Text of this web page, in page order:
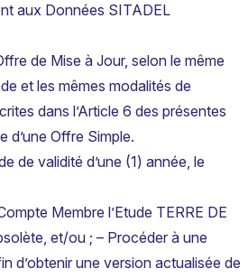
aux Données SITADEL
de Mise à Jour, selon le même
et les mêmes modalités de
dans l’Article 6 des présentes
d’une Offre Simple.
de validité d’une (1) année, le
Membre l’Etude TERRE DE
et/ou ; – Procéder à une
d’obtenir une version actualisée de